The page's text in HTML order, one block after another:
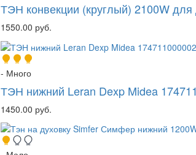
ТЭН конвекции (круглый) 2100W для
1550.00 руб.
- Много
ТЭН нижний Leran Dexp Midea
1450.00 руб.